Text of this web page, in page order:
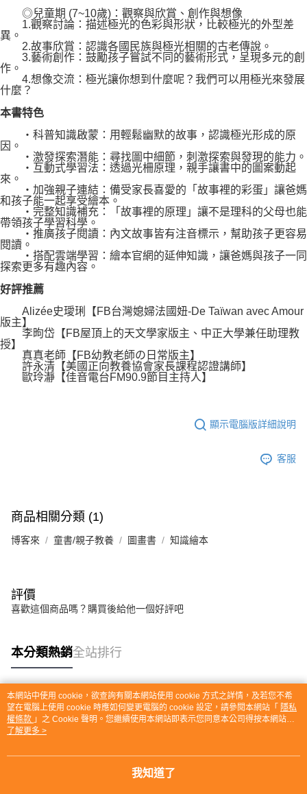
◎兒童期 (7~10歲)：觀察與欣賞、創作與想像
1.觀察討論：描述極光的色彩與形狀，比較極光的外型差
異。
2.故事欣賞：認識各國民族與極光相關的古老傳說。
3.藝術創作：鼓勵孩子嘗試不同的藝術形式，呈現多元的創
作。
4.想像交流：極光讓你想到什麼呢？我們可以用極光來發展
什麼？
本書特色
‧科普知識啟蒙：用輕鬆幽默的故事，認識極光形成的原
因。
‧激發探索潛能：尋找圖中細節，刺激探索與發現的能力。
‧互動式學習法：透過光柵原理，親手讓書中的圖案動起
來。
‧加強親子連結：備受家長喜愛的「故事裡的彩蛋」讓爸媽
和孩子能一起享受繪本。
‧完整知識補充：「故事裡的原理」讓不是理科的父母也能
帶領孩子學習科學。
‧推廣孩子閱讀：內文故事皆有注音標示，幫助孩子更容易
閱讀。
‧搭配雲端學習：繪本官網的延伸知識，讓爸媽與孩子一同
探索更多有趣內容。
好評推薦
Alizée史璦琍【FB台灣媳婦法國妞-De Taïwan avec Amour
版主】
李昫岱【FB屋頂上的天文學家版主、中正大學兼任助理教
授】
真真老師【FB幼教老師の日常版主】
許永清【美國正向教養協會家長課程認證講師】
歐玲瀞【佳音電台FM90.9節目主持人】
顯示電腦版詳細說明
客服
商品相關分類 (1)
博客來 童書/親子教養 圖畫書 知識繪本
評價
喜歡這個商品嗎？購買後給他一個好評吧
本分類熱銷全站排行
熱門標籤
本網站中使用 cookie，欲查詢有關本網站使用 cookie 方式之詳情，及若您不希
望在電腦上使用 cookie 時應如何變更電腦的 cookie 設定，請參閱本網站「 隱私
權條款 」之 Cookie 聲明。您繼續使用本網站即表示您同意本公司得按本網站使
用條款之 Cookie 聲明使用 cookie。
了解更多 >
我知道了